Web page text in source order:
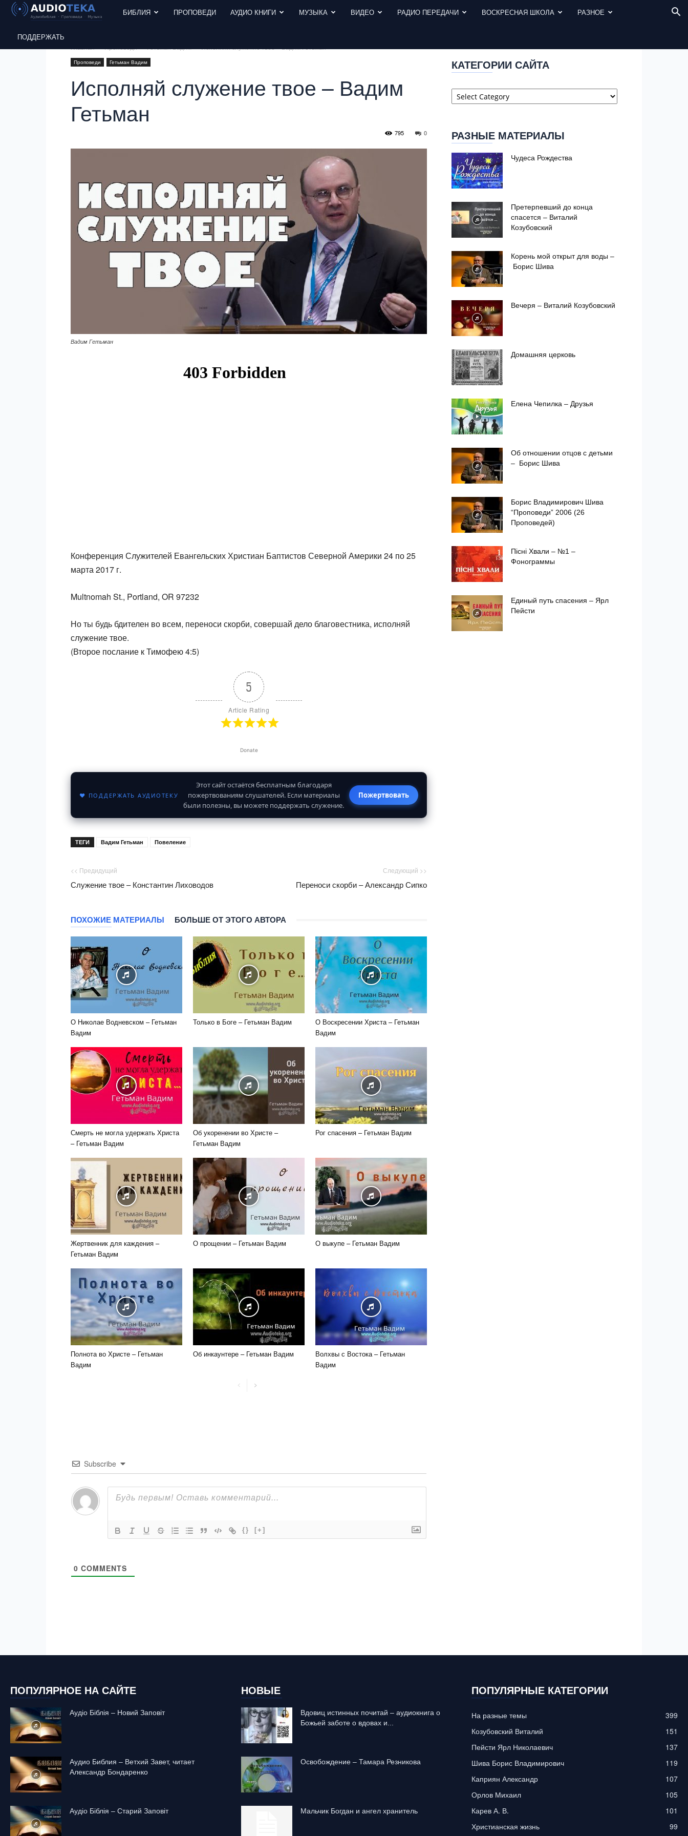
БИБЛИЯ ПРОПОВЕДИ АУДИО КНИГИ МУЗЫКА ВИДЕО РАДИО ПЕРЕДАЧИ ВОСКРЕСНАЯ ШКОЛА РАЗНОЕ
ПОДДЕРЖАТЬ
Проповеди Гетьман Вадим
Исполняй служение твое – Вадим
Гетьман
0
795
Вадим Гетьман
Конференция Служителей Евангельских Христиан Баптистов Северной Америки 24 по 25
марта 2017 г.
Multnomah St., Portland, OR 97232
Но ты будь бдителен во всем, переноси скорби, совершай дело благовестника, исполняй
служение твое.
(Второе послание к Тимофею 4:5)
5
Article Rating
Donate
♥ ПОДДЕРЖАТЬ АУДИОТЕКУ
Этот сайт остаётся бесплатным благодаря
пожертвованиям слушателей. Если материалы
были полезны, вы можете поддержать служение.
Пожертвовать
ТЕГИ Вадим Гетьман Повеление
<< Предидущий
Служение твое – Константин Лиховодов
Следующий >>
Переноси скорби – Александр Сипко
ПОХОЖИЕ МАТЕРИАЛЫ БОЛЬШЕ ОТ ЭТОГО АВТОРА
О Николае Водневском – Гетьман
Вадим
Только в Боге – Гетьман Вадим
О Воскресении Христа – Гетьман
Вадим
Смерть не могла удержать Христа
– Гетьман Вадим
Об укоренении во Христе –
Гетьман Вадим
Рог спасения – Гетьман Вадим
Жертвенник для каждения –
Гетьман Вадим
О прощении – Гетьман Вадим О выкупе – Гетьман Вадим
Полнота во Христе – Гетьман
Вадим
Об инкаунтере – Гетьман Вадим
Волхвы с Востока – Гетьман
Вадим
Subscribe
{} [+]
0 COMMENTS
КАТЕГОРИИ САЙТА
Категории
сайта
РАЗНЫЕ МАТЕРИАЛЫ
Чудеса Рождества
Претерпевший до конца
спасется – Виталий
Козубовский
Корень мой открыт для воды –
Борис Шива
Вечеря – Виталий Козубовский
Домашняя церковь
Елена Чепилка – Друзья
Об отношении отцов с детьми
– Борис Шива
Борис Владимирович Шива
“Проповеди” 2006 (26
Проповедей)
Пісні Хвали – №1 –
Фонограммы
Единый путь спасения – Ярл
Пейсти
ПОПУЛЯРНОЕ НА САЙТЕ
Аудіо Біблія – Новий Заповіт
Аудио Библия – Ветхий Завет, читает
Александр Бондаренко
Аудіо Біблія – Старий Заповіт
НОВЫЕ
Вдовиц истинных почитай – аудиокнига о
Божьей заботе о вдовах и...
Освобождение – Тамара Резникова
Mальчик Богдан и ангел хранитель
ПОПУЛЯРНЫЕ КАТЕГОРИИ
На разные темы
399
Козубовский Виталий
151
Пейсти Ярл Николаевич
137
Шива Борис Владимирович
119
Каприян Александр
107
Орлов Михаил
105
Карев А. В.
101
Христианская жизнь
99